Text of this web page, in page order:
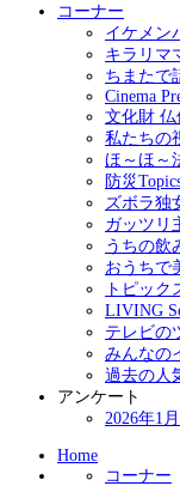
コーナー
イケメン
キラリマ
ちまたで
Cinema
文化財
私たちの
ほ～ほ～
防災
ズボラ独
ガッツリ
うちの飲
おうちで
トピック
LIVING
テレビの
みんなの
過去の人
アンケート
2026年1
Home
コーナー